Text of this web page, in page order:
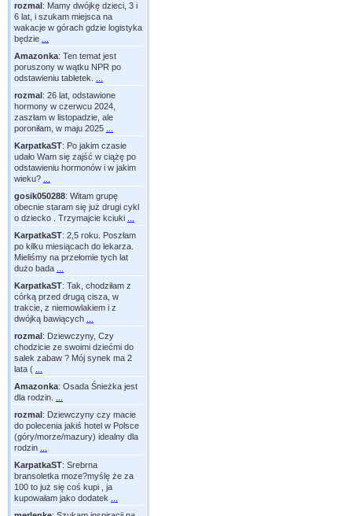
rozmal: Mamy dwójkę dzieci, 3 i
6 lat, i szukam miejsca na
wakacje w górach gdzie logistyka
będzie
Amazonka: Ten temat jest
poruszony w wątku NPR po
odstawieniu tabletek.
rozmal: 26 lat, odstawione
hormony w czerwcu 2024,
zaszłam w listopadzie, ale
poroniłam, w maju 2025
KarpatkaST: Po jakim czasie
udało Wam się zajść w ciążę po
odstawieniu hormonów i w jakim
wieku?
gosik050288: Witam grupę
obecnie staram się już drugi cykl
o dziecko . Trzymajcie kciuki
KarpatkaST: 2,5 roku. Poszłam
po kilku miesiącach do lekarza.
Mieliśmy na przełomie tych lat
dużo bada
KarpatkaST: Tak, chodziłam z
córką przed drugą cisza, w
trakcie, z niemowlakiem i z
dwójką bawiących
rozmal: Dziewczyny, Czy
chodzicie ze swoimi dziećmi do
salek zabaw ? Mój synek ma 2
lata (
Amazonka: Osada Śnieżka jest
dla rodzin.
rozmal: Dziewczyny czy macie
do polecenia jakiś hotel w Polsce
(góry/morze/mazury) idealny dla
rodzin
KarpatkaST: Srebrna
bransoletka moze?myślę że za
100 to już się coś kupi , ja
kupowałam jako dodatek